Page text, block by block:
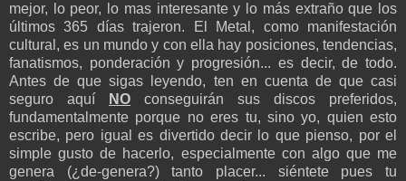
mejor, lo peor, lo mas interesante y lo más extraño que los
últimos 365 días trajeron. El Metal, como manifestación
cultural, es un mundo y con ella hay posiciones, tendencias,
fanatismos, ponderación y progresión... es decir, de todo.
Antes de que sigas leyendo, ten en cuenta de que casi
seguro aquí
NO conseguirán sus discos preferidos,
fundamentalmente porque no eres tu, sino yo, quien esto
escribe, pero igual es divertido decir lo que pienso, por el
simple gusto de hacerlo, especialmente con algo que me
genera (¿de-genera?) tanto placer... siéntete pues tu